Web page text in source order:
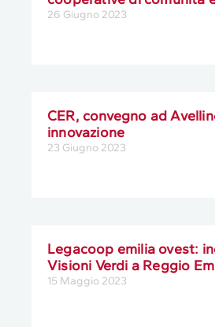
26 Giugno 2023
CER, convegno ad
innovazione
23 Giugno 2023
Legacoop emilia ovest:
Visioni Verdi a Reggio
15 Maggio 2023